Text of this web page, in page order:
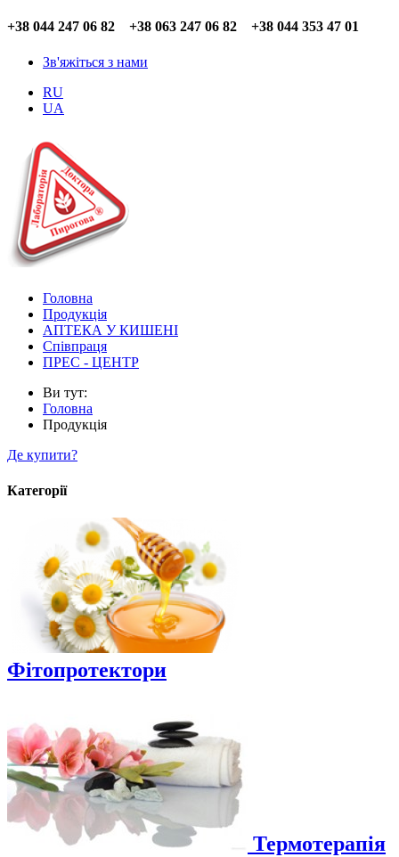
+38 044 247 06 82 +38 063 247 06 82 +38 044 353 47 01
Зв'яжіться з нами
RU
UA
Головна
Продукція
АПТЕКА У КИШЕНІ
Співпраця
ПРЕС - ЦЕНТР
Ви тут:
Головна
Продукція
Де купити?
Категорії
Фітопротектори
Термотерапія